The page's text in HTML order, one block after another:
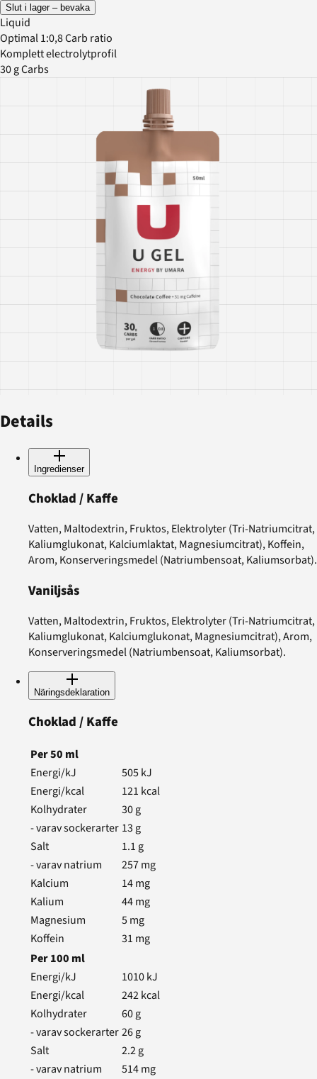
Slut i lager – bevaka
Liquid
Optimal 1:0,8 Carb ratio
Komplett electrolytprofil
30 g Carbs
Details
Ingredienser
Choklad / Kaffe
Vatten, Maltodextrin, Fruktos, Elektrolyter (Tri-Natriumcitrat,
Kaliumglukonat, Kalciumlaktat, Magnesiumcitrat), Koffein,
Arom, Konserveringsmedel (Natriumbensoat, Kaliumsorbat).
Vaniljsås
Vatten, Maltodextrin, Fruktos, Elektrolyter (Tri-Natriumcitrat,
Kaliumglukonat, Kalciumglukonat, Magnesiumcitrat), Arom,
Konserveringsmedel (Natriumbensoat, Kaliumsorbat).
Näringsdeklaration
Choklad / Kaffe
Per50 ml
Energi/kJ
505kJ
Energi/kcal
121 kcal
Kolhydrater
30g
- varav sockerarter 13 g
Salt
1.1 g
- varav natrium
257mg
Kalcium
14mg
Kalium
44mg
Magnesium
5mg
Koffein
31 mg
Per100 ml
Energi/kJ
1010kJ
Energi/kcal
242kcal
Kolhydrater
60g
- varav sockerarter26g
Salt
2.2g
- varav natrium
514mg